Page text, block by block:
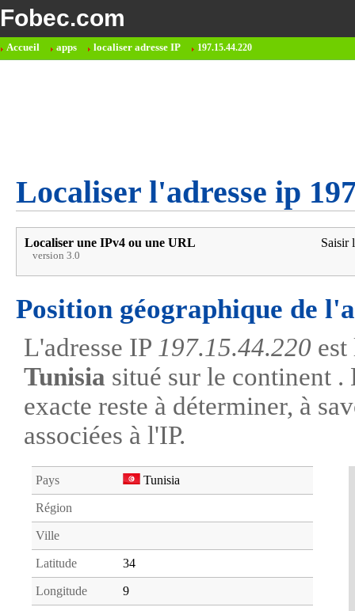
Fobec.com
Accueil apps localiser adresse IP 197.15.44.220
Localiser l'adresse ip
Localiser une IPv4 ou une URL
version 3.0
Saisir
Position géographique de
L'adresse IP 197.15.44.220
Tunisia situé sur le continent
exacte reste à déterminer, à
associées à l'IP.
Pays Tunisia
Région
Ville
Latitude 34
Longitude 9